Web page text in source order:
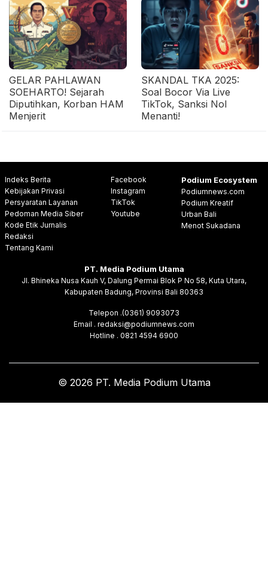
GELAR PAHLAWAN
SOEHARTO! Sejarah
Diputihkan, Korban HAM
Menjerit
SKANDAL TKA 2025:
Soal Bocor Via Live
TikTok, Sanksi Nol
Menanti!
Indeks Berita
Kebijakan Privasi
Persyaratan Layanan
Pedoman Media Siber
Kode Etik Jurnalis
Redaksi
Tentang Kami
Facebook
Instagram
TikTok
Youtube
Podium Ecosystem
Podiumnews.com
Podium Kreatif
Urban Bali
Menot Sukadana
PT. Media Podium Utama
Jl. Bhineka Nusa Kauh V, Dalung Permai Blok P No 58, Kuta Utara,
Kabupaten Badung, Provinsi Bali 80363
Telepon .(0361) 9093073
Email . redaksi@podiumnews.com
Hotline . 0821 4594 6900
© 2026 PT. Media Podium Utama